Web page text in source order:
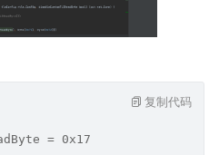
= 0x17
复制代码